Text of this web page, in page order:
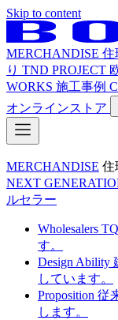
Skip to content
MERCHANDISE 住
り TND PROJECT
WORKS 施工事例
オンラインストア
MERCHANDISE 住
NEXT
ルセラー
Wholesalers
す。
Design Ability
しています。
Proposition 従
します。